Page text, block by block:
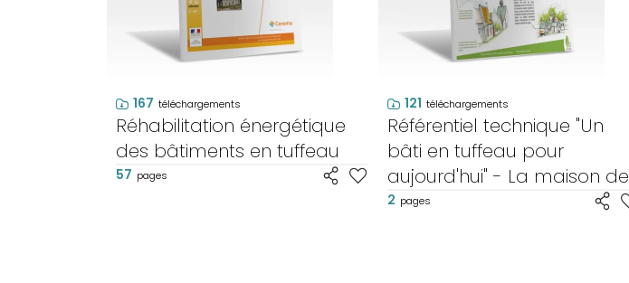
167 téléchargements
Réhabilitation énergétique
des bâtiments en tuffeau
57 pages
121 téléchargements
Référentiel technique "Un
bâti en tuffeau pour
aujourd'hui" - La maison de
bourg
2 pages